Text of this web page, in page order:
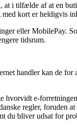
i tilfælde af at en
kort er heldigvis
eller MobilePay.
tidsrum.
handler kan de
hvorvidt e-
regler, foruden
du bliver udsat for